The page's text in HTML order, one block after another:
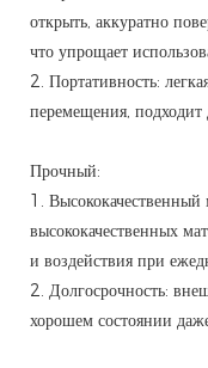
открыть, аккуратно
что упрощает
2. Портативность:
перемещения, подходит
Прочный:
1. Высококачественный
высококачественных
и воздействия при
2. Долгосрочность:
хорошем состоянии